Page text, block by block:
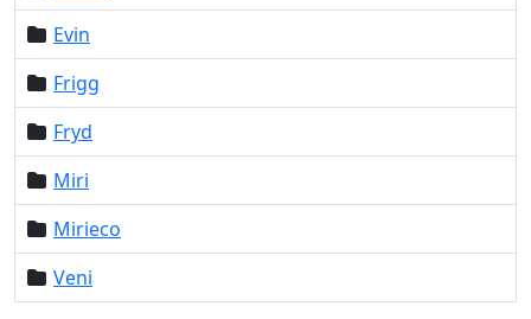
Evin
Frigg
Fryd
Miri
Mirieco
Veni